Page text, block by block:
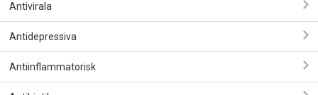
Antivirala
Antidepressiva
Antiinflammatorisk